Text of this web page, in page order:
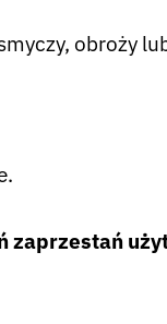
obroży
zaprzestań